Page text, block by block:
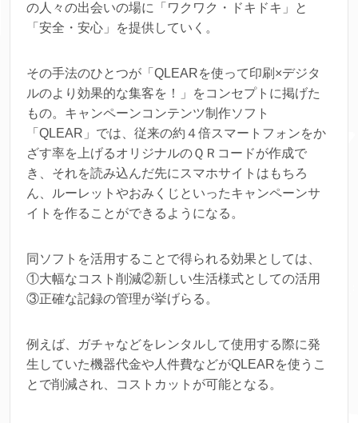
の人々の出会いの場に「ワクワク・ドキドキ」と
「安全・安心」を提供していく。
その手法のひとつが「QLEARを使って印刷×デジタ
ルのより効果的な集客を！」をコンセプトに掲げた
もの。キャンペーンコンテンツ制作ソフト
「QLEAR」では、従来の約４倍スマートフォンをか
ざす率を上げるオリジナルのＱＲコードが作成で
き、それを読み込んだ先にスマホサイトはもちろ
ん、ルーレットやおみくじといったキャンペーンサ
イトを作ることができるようになる。
同ソフトを活用することで得られる効果としては、
①大幅なコスト削減②新しい生活様式としての活用
③正確な記録の管理が挙げらる。
例えば、ガチャなどをレンタルして使用する際に発
生していた機器代金や人件費などがQLEARを使うこ
とで削減され、コストカットが可能となる。